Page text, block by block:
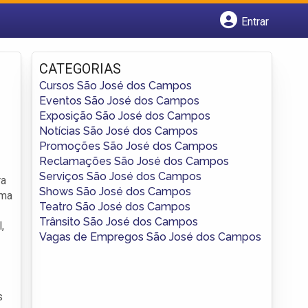
Entrar
Fazer login
Criar conta
CATEGORIAS
Cursos São José dos Campos
Eventos São José dos Campos
Exposição São José dos Campos
Notícias São José dos Campos
Promoções São José dos Campos
Reclamações São José dos Campos
Serviços São José dos Campos
Shows São José dos Campos
Teatro São José dos Campos
Trânsito São José dos Campos
Vagas de Empregos São José dos Campos